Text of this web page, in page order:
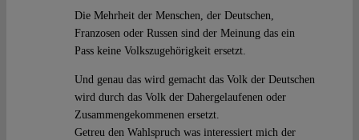
Die Mehrheit der Menschen, der Deutschen,
Franzosen oder Russen sind der Meinung das ein
Pass keine Volkszugehörigkeit ersetzt.
Und genau das wird gemacht das Volk der Deutschen
wird durch das Volk der Dahergelaufenen oder
Zusammengekommenen ersetzt.
Getreu den Wahlspruch was interessiert mich der